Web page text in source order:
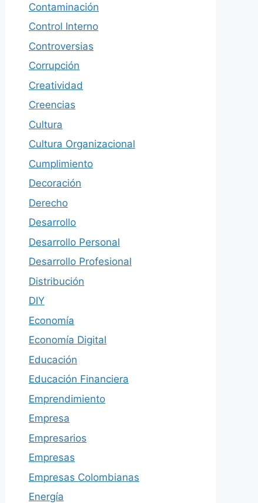
Contaminación
Control Interno
Controversias
Corrupción
Creatividad
Creencias
Cultura
Cultura Organizacional
Cumplimiento
Decoración
Derecho
Desarrollo
Desarrollo Personal
Desarrollo Profesional
Distribución
DIY
Economía
Economía Digital
Educación
Educación Financiera
Emprendimiento
Empresa
Empresarios
Empresas
Empresas Colombianas
Energía